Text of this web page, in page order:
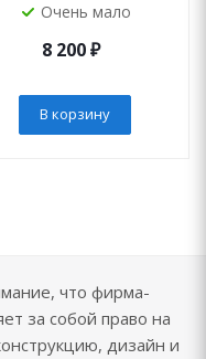
Очень мало
8 200₽
В корзину
что фирма-
за собой право на
дизайн и